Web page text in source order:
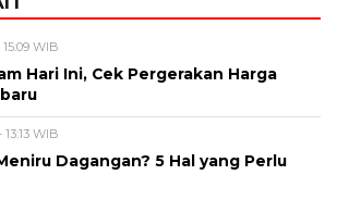
dipublikasikan. Kolom wajib ditandai *.